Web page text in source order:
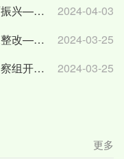
2024-04-03
持续加大环境整治 助推乡村全面振兴——省第五督察组深入怀化辰溪县调研督导
2024-03-25
深入开展自查自纠 统筹推进问题整改——省第五督察组深入怀化新晃开展下沉督察
2024-03-25
夜间突击 以督促改——省第五督察组开展夜间检查
更多